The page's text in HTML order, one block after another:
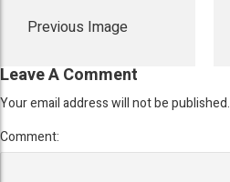
Previous Image
Leave A Comment
Your email address will not be published.
Comment: